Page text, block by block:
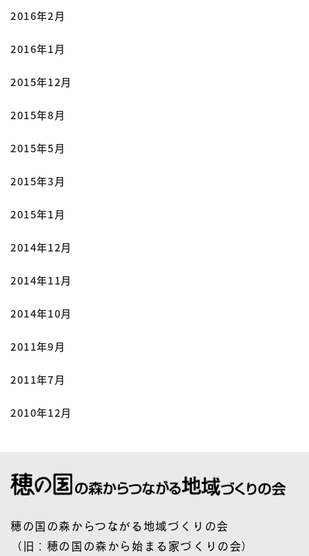
2016年2月
2016年1月
2015年12月
2015年8月
2015年5月
2015年3月
2015年1月
2014年12月
2014年11月
2014年10月
2011年9月
2011年7月
2010年12月
穂の国の森からつながる地域づくりの会
（旧：穂の国の森から始まる家づくりの会）